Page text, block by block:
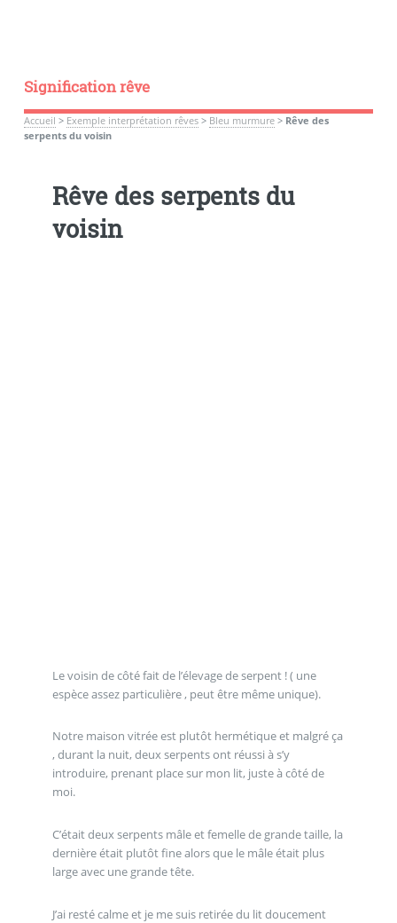
Signification rêve
Accueil > Exemple interprétation rêves> Bleu murmure> Rêve des
serpents du voisin
Rêve des serpents du
voisin
Le voisin de côté fait de l’élevage de serpent ! ( une
espèce assez particulière , peut être même unique).
Notre maison vitrée est plutôt hermétique et malgré ça
, durant la nuit, deux serpents ont réussi à s’y
introduire, prenant place sur mon lit, juste à côté de
moi.
C’était deux serpents mâle et femelle de grande taille, la
dernière était plutôt fine alors que le mâle était plus
large avec une grande tête.
J’ai resté calme et je me suis retirée du lit doucement